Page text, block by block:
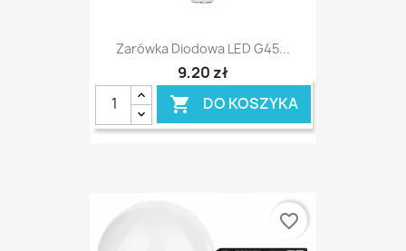
Zarówka Diodowa LED G45...
9,20 zł
 DO KOSZYKA
favorite_border